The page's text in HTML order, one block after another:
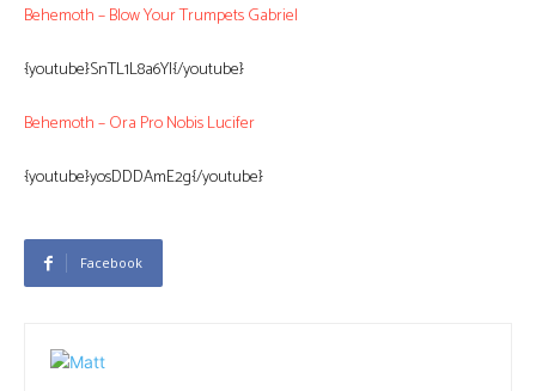
Behemoth – Blow Your Trumpets Gabriel
{youtube}SnTL1L8a6YI{/youtube}
Behemoth – Ora Pro Nobis Lucifer
{youtube}yosDDDAmE2g{/youtube}
Facebook